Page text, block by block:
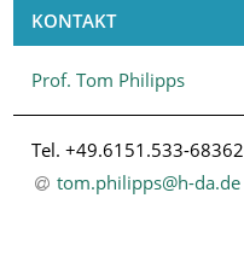
KONTAKT
Prof. Tom Philipps
Tel. +49.6151.533-68362
tom.philipps@h-da.de